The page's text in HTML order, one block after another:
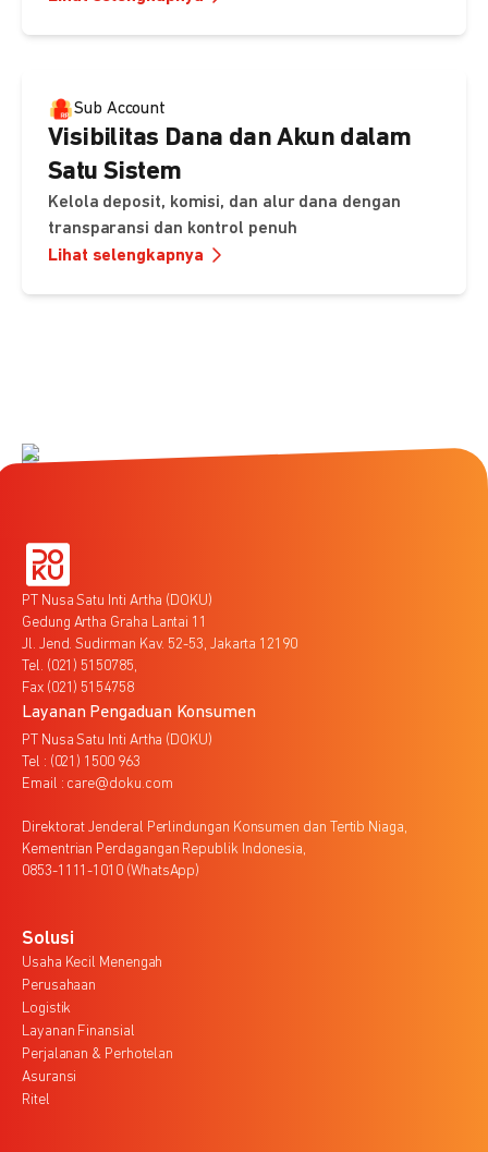
Sub Account
Visibilitas Dana dan Akun dalam
Satu Sistem
Kelola deposit, komisi, dan alur dana dengan
transparansi dan kontrol penuh
Lihat selengkapnya
PT Nusa Satu Inti Artha (DOKU)
Gedung Artha Graha Lantai 11
Jl. Jend. Sudirman Kav. 52-53, Jakarta 12190
Tel. (021) 5150785,
Fax (021) 5154758
Layanan Pengaduan Konsumen
PT Nusa Satu Inti Artha (DOKU)
Tel : (021) 1500 963
Email : care@doku.com
Direktorat Jenderal Perlindungan Konsumen dan Tertib Niaga,
Kementrian Perdagangan Republik Indonesia,
0853-1111-1010 (WhatsApp)
Solusi
Usaha Kecil Menengah
Perusahaan
Logistik
Layanan Finansial
Perjalanan & Perhotelan
Asuransi
Ritel